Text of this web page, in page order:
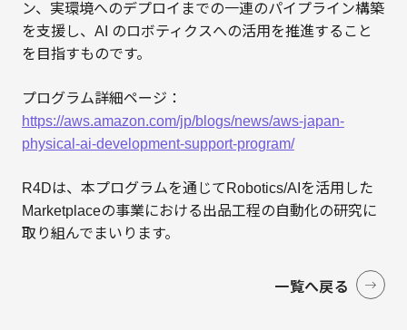
ン、実環境へのデプロイまでの一連のパイプライン構築
を支援し、AI のロボティクスへの活用を推進すること
を目指すものです。
プログラム詳細ページ：
https://aws.amazon.com/jp/blogs/news/aws-japan-
physical-ai-development-support-program/
R4Dは、本プログラムを通じてRobotics/AIを活用した
Marketplaceの事業における出品工程の自動化の研究に
取り組んでまいります。
一覧へ戻る